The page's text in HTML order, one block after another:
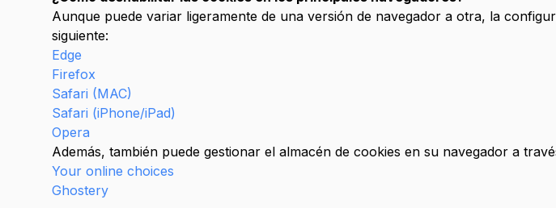
Aunque puede variar ligeramente de una versión de navegador a otra, la
siguiente:
Edge
Firefox
Safari (MAC)
Safari (iPhone/iPad)
Opera
Además, también puede gestionar el almacén de cookies en su navegador a
Your online choices
Ghostery